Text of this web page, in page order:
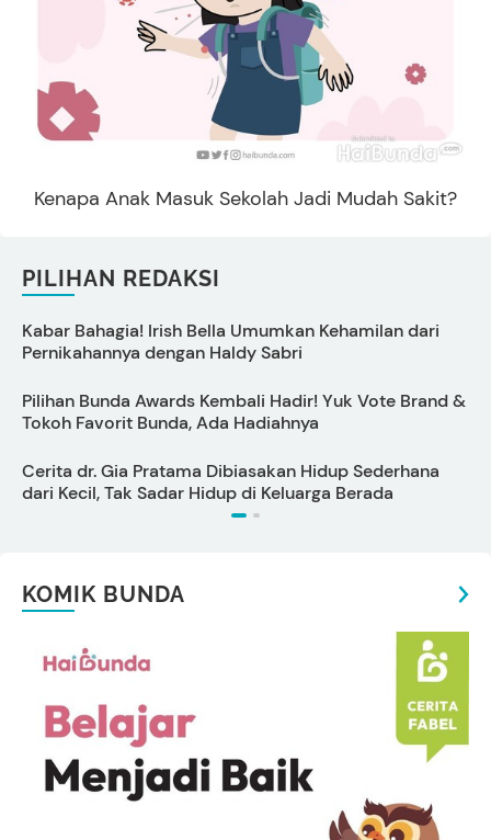
Kenapa Anak Masuk Sekolah Jadi Mudah Sakit?
PILIHAN REDAKSI
Kabar Bahagia! Irish Bella Umumkan Kehamilan dari
Pernikahannya dengan Haldy Sabri
Pilihan Bunda Awards Kembali Hadir! Yuk Vote Brand &
Tokoh Favorit Bunda, Ada Hadiahnya
Cerita dr. Gia Pratama Dibiasakan Hidup Sederhana
dari Kecil, Tak Sadar Hidup di Keluarga Berada
KOMIK BUNDA